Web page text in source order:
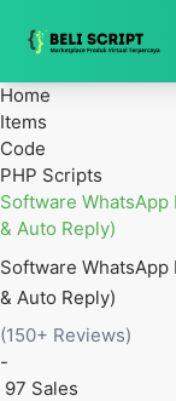
Home
Items
Code
PHP Scripts
Software WhatsApp
& Auto Reply)
Software WhatsApp
& Auto Reply)
(150+ Reviews)
-
97 Sales